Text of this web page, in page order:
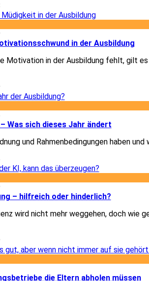
in der Ausbildung
Motivation in der Ausbildung fehlt, gilt
Was sich dieses Jahr ändert
und Rahmenbedingungen haben
– hilfreich oder hinderlich?
wird nicht mehr weggehen, doch wie
die Eltern abholen müssen